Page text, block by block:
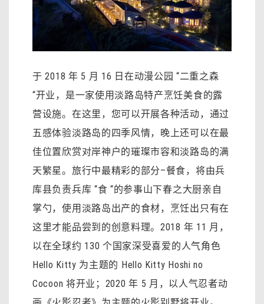
于 2018 年 5 月 16 日在动漫公园 “二重之森
“开业，是一家使用淡路岛特产烹饪美食的露
营设施。在这里，您可以开展各种活动，通过
五感体验淡路岛的四季风情，晚上还可以在最
佳位置欣赏对岸神户的璀璨市容和淡路岛的满
天繁星。旅行中最精彩的部分–餐食，将由兵
库县负责兵库 “食 “的参事山下春之大厨亲自
掌勺，使用淡路岛出产的食材，烹饪出只有在
这里才能品尝到的创意料理。2018 年 11 月，
以在全球约 130 个国家深受喜爱的人气角色
Hello Kitty 为主题的 Hello Kitty Hoshi no
Cocoon 将开业；2020 年 5 月，以人气忍者动